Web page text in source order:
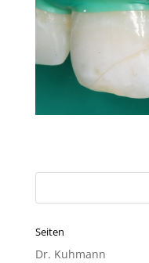
Seiten
Dr. Kuhmann